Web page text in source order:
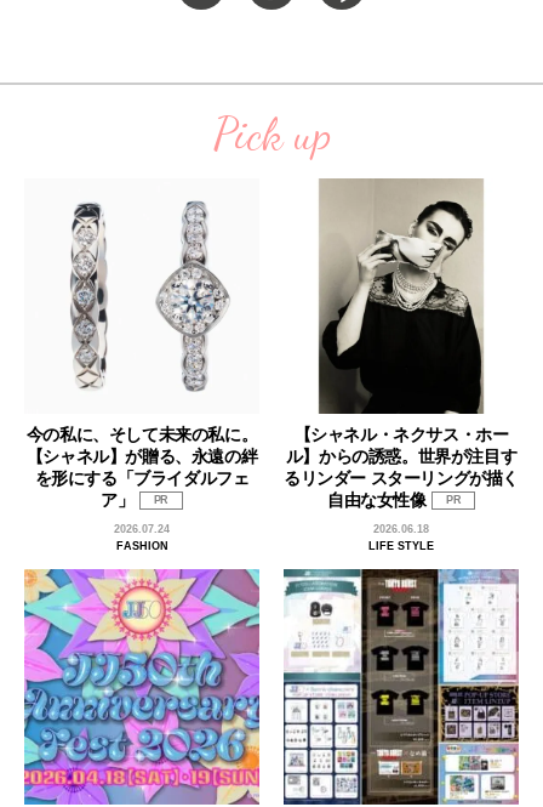
Pick up
今の私に、そして未来の私に。
【シャネル】が贈る、永遠の絆
を形にする「ブライダルフェ
ア」
PR
2026.07.24
FASHION
【シャネル・ネクサス・ホー
ル】からの誘惑。世界が注目す
るリンダー スターリングが描く
自由な女性像
PR
2026.06.18
LIFE STYLE